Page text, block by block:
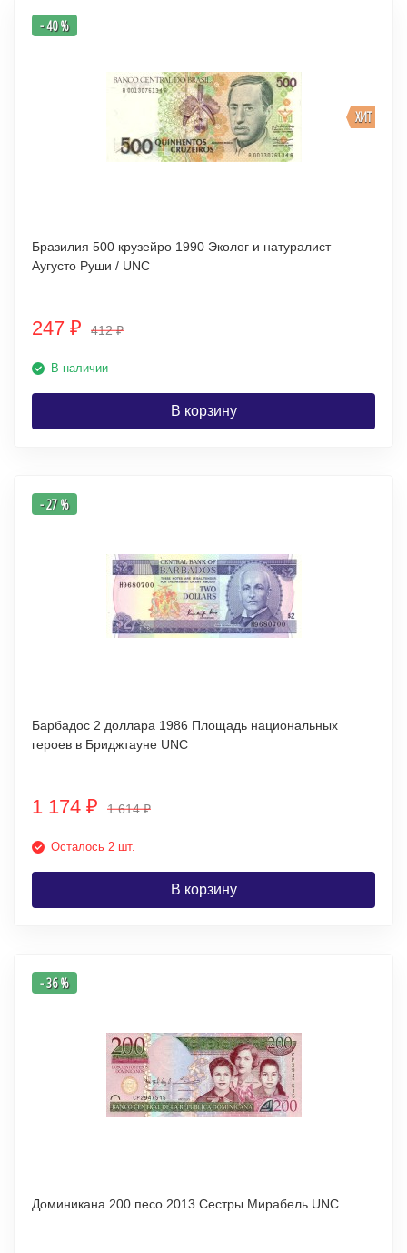
ХИТ
- 40 %
Бразилия 500 крузейро 1990 Эколог и натуралист
Аугусто Руши / UNC
247 ₽ 412₽
В наличии
В корзину
- 27 %
Барбадос 2 доллара 1986 Площадь национальных
героев в Бриджтауне UNC
1 174 ₽ 1 614₽
Осталось 2 шт.
В корзину
- 36 %
Доминикана 200 песо 2013 Сестры Мирабель UNC